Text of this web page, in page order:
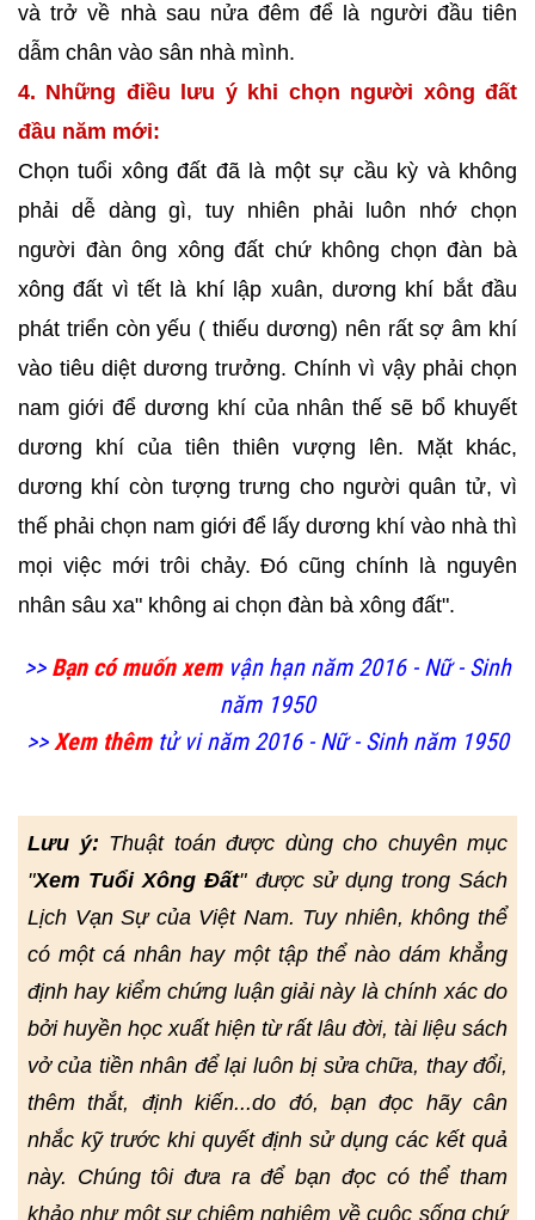
và trở về nhà sau nửa đêm để là người đầu tiên
dẫm chân vào sân nhà mình.
4. Những điều lưu ý khi chọn người xông đất
đầu năm mới:
Chọn tuổi xông đất đã là một sự cầu kỳ và không
phải dễ dàng gì, tuy nhiên phải luôn nhớ chọn
người đàn ông xông đất chứ không chọn đàn bà
xông đất vì tết là khí lập xuân, dương khí bắt đầu
phát triển còn yếu ( thiếu dương) nên rất sợ âm khí
vào tiêu diệt dương trưởng. Chính vì vậy phải chọn
nam giới để dương khí của nhân thế sẽ bổ khuyết
dương khí của tiên thiên vượng lên. Mặt khác,
dương khí còn tượng trưng cho người quân tử, vì
thế phải chọn nam giới để lấy dương khí vào nhà thì
mọi việc mới trôi chảy. Đó cũng chính là nguyên
nhân sâu xa" không ai chọn đàn bà xông đất".
>> Bạn có muốn xemvận hạn năm 2016 - Nữ - Sinh
năm 1950
>>Xem thêmtử vi năm 2016 - Nữ - Sinh năm 1950
Lưu ý: Thuật toán được dùng cho chuyên mục
"Xem Tuổi Xông Đất" được sử dụng trong Sách
Lịch Vạn Sự của Việt Nam. Tuy nhiên, không thể
có một cá nhân hay một tập thể nào dám khẳng
định hay kiểm chứng luận giải này là chính xác do
bởi huyền học xuất hiện từ rất lâu đời, tài liệu sách
vở của tiền nhân để lại luôn bị sửa chữa, thay đổi,
thêm thắt, định kiến...do đó, bạn đọc hãy cân
nhắc kỹ trước khi quyết định sử dụng các kết quả
này. Chúng tôi đưa ra để bạn đọc có thể tham
khảo như một sự chiêm nghiệm về cuộc sống chứ